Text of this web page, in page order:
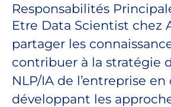
Responsabilités
Etre Data Scientist chez
partager les
contribuer à la stratégie
NLP/IA de l’entreprise
développant les